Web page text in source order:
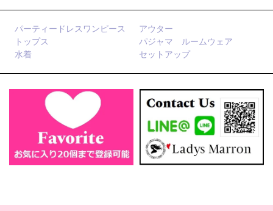
パーティードレスワンピース
アウター
トップス
パジャマ ルームウェア
水着
セットアップ